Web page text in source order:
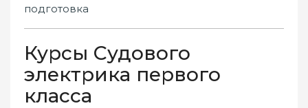
подготовка
Курсы Судового
электрика первого
класса